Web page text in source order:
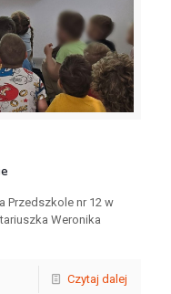
Przedszkole nr 12 w
Weronika
Czytaj dalej